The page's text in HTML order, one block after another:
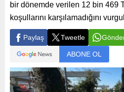
bir dönemde verilen 12 bin 469
koşullarını karşılamadığını
Paylaş Tweetle
ABONE OL